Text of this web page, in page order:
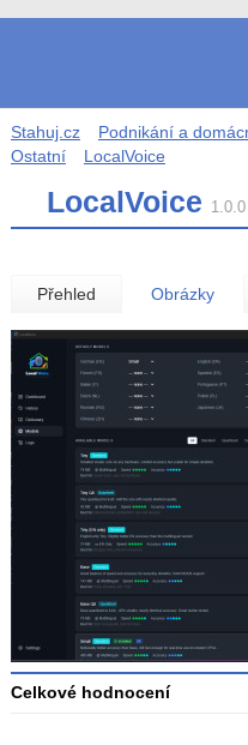
Stahuj.cz Podnikání a
Ostatní
LocalVoice
LocalVoice 1.0.0
Přehled Obrázky
Celkové hodnocení